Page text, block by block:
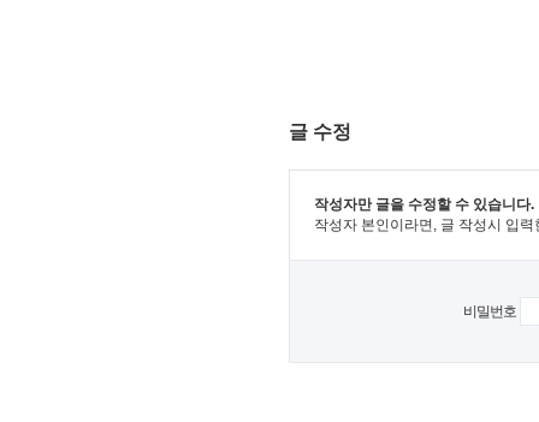
글 수정
작성자만 글을 수정할 수 있습니다.
작성자 본인이라면, 글 작성시 입
비밀번호